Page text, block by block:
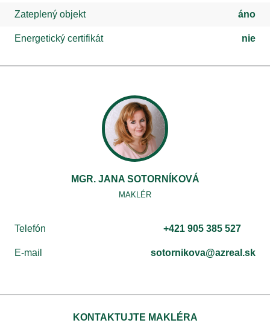
Zateplený objekt áno
Energetický certifikát nie
MGR. JANA SOTORNÍKOVÁ
MAKLÉR
Telefón +421 905 385 527
E-mail sotornikova@azreal.sk
KONTAKTUJTE MAKLÉRA